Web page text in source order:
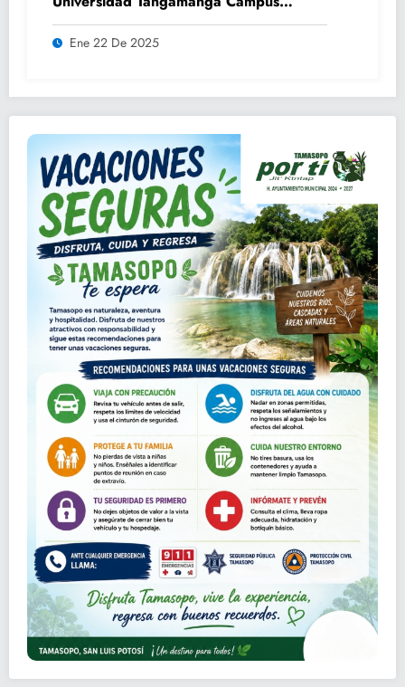
Huasteca
Ene 22 De 2025